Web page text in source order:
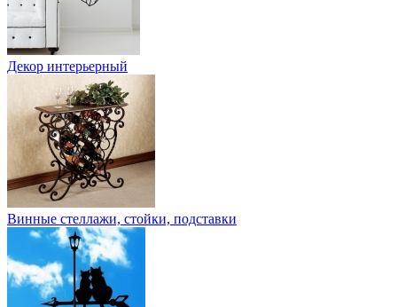
Декор интерьерный
Винные стеллажи, стойки, подставки